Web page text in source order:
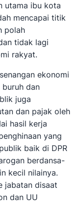
utama ibu kota
mencapai titik
polah
tidak lagi
rakyat.
ekonomi
dan
juga
dan pajak oleh
hasil kerja
yang
baik di DPR
berdansa-
kecil nilainya.
jabatan disaat
dan UU